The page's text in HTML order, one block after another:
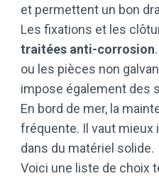
et permettent un bon
Les fixations et les
traitées anti-corrosion
ou les pièces non
impose également des
En bord de mer, la
fréquente. Il vaut mieux
dans du matériel solide.
Voici une liste de choix